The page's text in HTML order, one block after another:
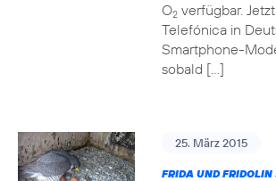
O2verfügbar.
Telefónica in
Smartphone-
sobald […]
25. März 2015
FRIDA UND